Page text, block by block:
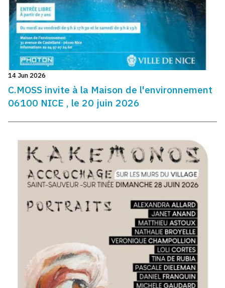
14 Jun 2026
C.MOSS invite à la Maison de l'environnement
06100 NICE , le 20 juin 2026